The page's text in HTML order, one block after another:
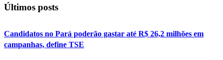
Últimos posts
Candidatos no Pará poderão gastar até R$ 26,2 milhões em
campanhas, define TSE